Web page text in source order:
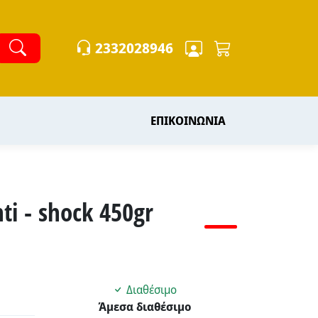
2332028946
ΕΠΙΚΟΙΝΩΝΙΑ
- shock 450gr
Διαθέσιμο
Άμεσα διαθέσιμο